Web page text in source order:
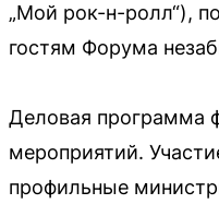
„Мой рок-н-ролл“),
гостям Форума
Деловая программа
мероприятий.
профильные